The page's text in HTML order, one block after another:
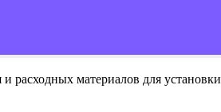
расходных материалов для установки